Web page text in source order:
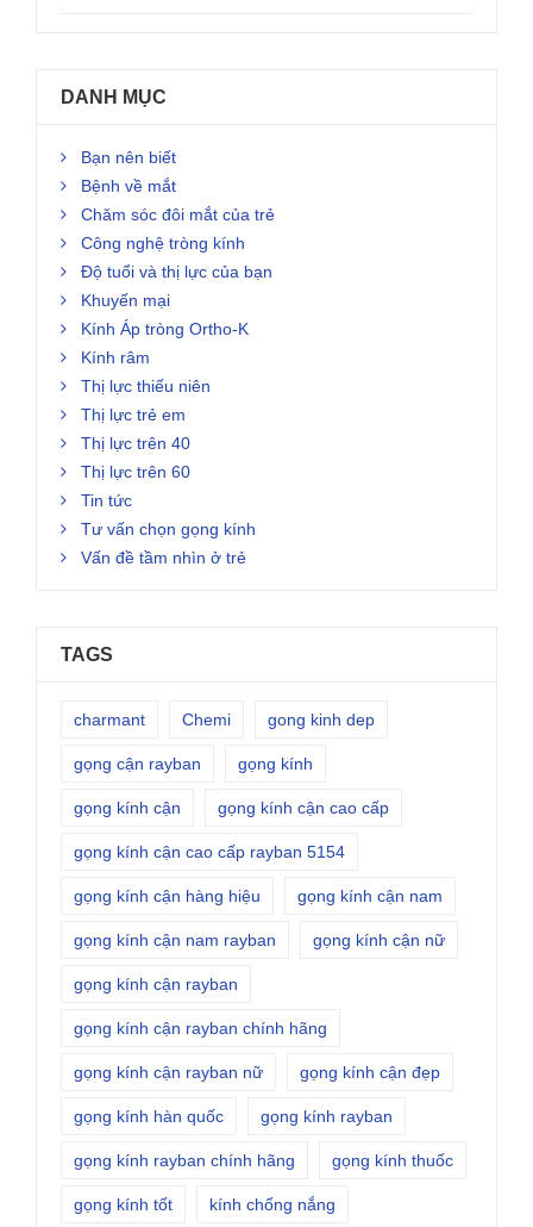
DANH MỤC
Bạn nên biết
Bệnh về mắt
Chăm sóc đôi mắt của trẻ
Công nghệ tròng kính
Độ tuổi và thị lực của bạn
Khuyến mại
Kính Áp tròng Ortho-K
Kính râm
Thị lực thiếu niên
Thị lực trẻ em
Thị lực trên 40
Thị lực trên 60
Tin tức
Tư vấn chọn gọng kính
Vấn đề tầm nhìn ở trẻ
TAGS
charmant Chemi gong kinh dep
gọng cận rayban gọng kính
gọng kính cận gọng kính cận cao cấp
gọng kính cận cao cấp rayban 5154
gọng kính cận hàng hiệu gọng kính cận nam
gọng kính cận nam rayban gọng kính cận nữ
gọng kính cận rayban
gọng kính cận rayban chính hãng
gọng kính cận rayban nữ gọng kính cận đẹp
gọng kính hàn quốc gọng kính rayban
gọng kính rayban chính hãng gọng kính thuốc
gọng kính tốt kính chống nắng